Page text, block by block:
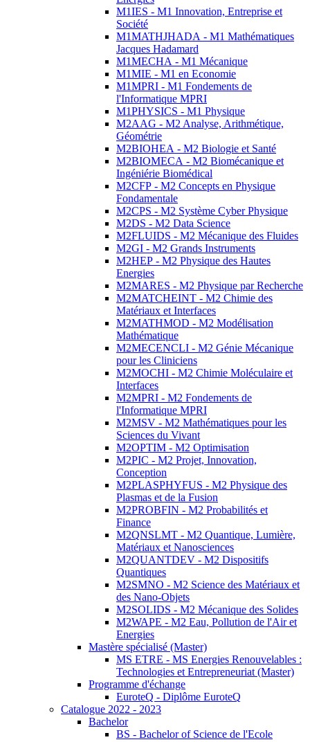
M1IES - M1 Innovation, Entreprise et
Société
M1MATHJHADA - M1 Mathématiques
Jacques Hadamard
M1MECHA - M1 Mécanique
M1MIE - M1 en Economie
M1MPRI - M1 Fondements de
l'Informatique MPRI
M1PHYSICS - M1 Physique
M2AAG - M2 Analyse, Arithmétique,
Géométrie
M2BIOHEA - M2 Biologie et Santé
M2BIOMECA - M2 Biomécanique et
Ingéniérie Biomédical
M2CFP - M2 Concepts en Physique
Fondamentale
M2CPS - M2 Système Cyber Physique
M2DS - M2 Data Science
M2FLUIDS - M2 Mécanique des Fluides
M2GI - M2 Grands Instruments
M2HEP - M2 Physique des Hautes
Energies
M2MARES - M2 Physique par Recherche
M2MATCHEINT - M2 Chimie des
Matériaux et Interfaces
M2MATHMOD - M2 Modélisation
Mathématique
M2MECENCLI - M2 Génie Mécanique
pour les Cliniciens
M2MOCHI - M2 Chimie Moléculaire et
Interfaces
M2MPRI - M2 Fondements de
l'Informatique MPRI
M2MSV - M2 Mathématiques pour les
Sciences du Vivant
M2OPTIM - M2 Optimisation
M2PIC - M2 Projet, Innovation,
Conception
M2PLASPHYFUS - M2 Physique des
Plasmas et de la Fusion
M2PROBFIN - M2 Probabilités et
Finance
M2QNSLMT - M2 Quantique, Lumière,
Matériaux et Nanosciences
M2QUANTDEV - M2 Dispositifs
Quantiques
M2SMNO - M2 Science des Matériaux et
des Nano-Objets
M2SOLIDS - M2 Mécanique des Solides
M2WAPE - M2 Eau, Pollution de l'Air et
Energies
Mastère spécialisé (Master)
MS ETRE - MS Energies Renouvelables :
Technologies et Entrepreneuriat (Master)
Programme d'échange
EuroteQ - Diplôme EuroteQ
Catalogue 2022 - 2023
Bachelor
BS - Bachelor of Science de l'Ecole